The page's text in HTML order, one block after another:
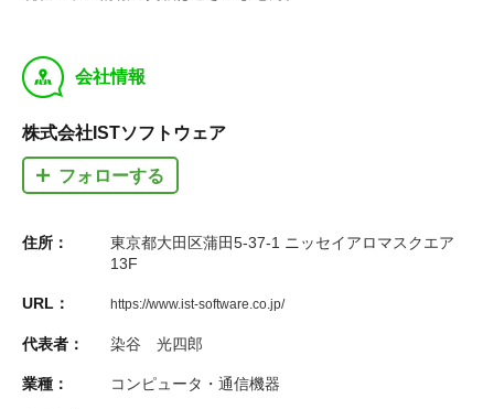
y 会社情報
株式会社ISTソフトウェア
フォローする
住所：
東京都大田区蒲田5-37-1 ニッセイアロマスクエア
13F
URL： https://www.ist-software.co.jp/
代表者： 染谷 光四郎
業種： コンピュータ・通信機器